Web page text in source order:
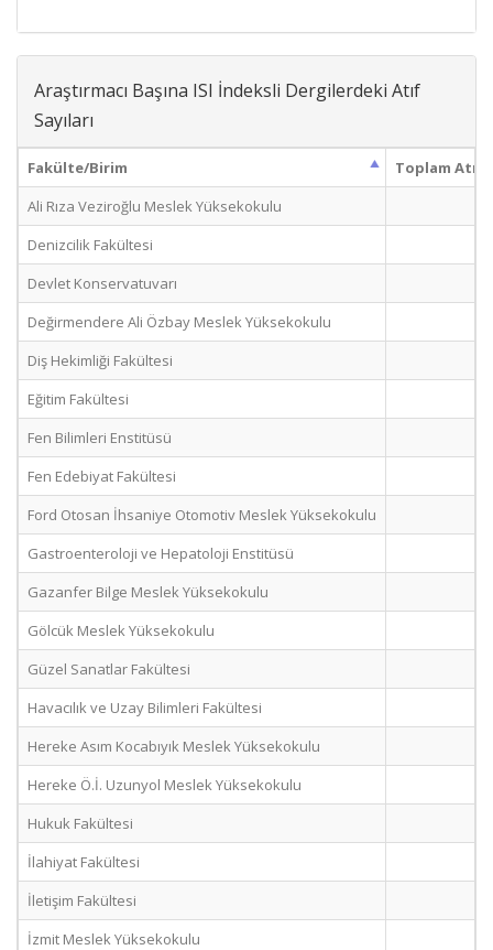
Araştırmacı Başına ISI İndeksli Dergilerdeki Atıf
Sayıları
Fakülte/Birim
Toplam Atıf
Ali Rıza Veziroğlu Meslek Yüksekokulu
Denizcilik Fakültesi
Devlet Konservatuvarı
Değirmendere Ali Özbay Meslek Yüksekokulu
Diş Hekimliği Fakültesi
Eğitim Fakültesi
Fen Bilimleri Enstitüsü
Fen Edebiyat Fakültesi
Ford Otosan İhsaniye Otomotiv Meslek Yüksekokulu
Gastroenteroloji ve Hepatoloji Enstitüsü
Gazanfer Bilge Meslek Yüksekokulu
Gölcük Meslek Yüksekokulu
Güzel Sanatlar Fakültesi
Havacılık ve Uzay Bilimleri Fakültesi
Hereke Asım Kocabıyık Meslek Yüksekokulu
Hereke Ö.İ. Uzunyol Meslek Yüksekokulu
Hukuk Fakültesi
İlahiyat Fakültesi
İletişim Fakültesi
İzmit Meslek Yüksekokulu